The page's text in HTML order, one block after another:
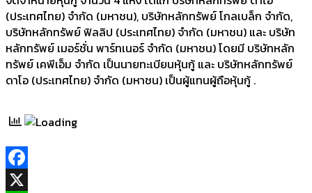
(ประเทศไทย) จำกัด (มหาชน), บริษัทหลักทรัพย์ โกลเบล็ก จำกัด,
บริษัทหลักทรัพย์ ฟิลลิป (ประเทศไทย) จำกัด (มหาชน) และ บริษัท
หลักทรัพย์ เมอร์ชั่น พาร์ทเนอร์ จำกัด (มหาชน) โดยมี บริษัทหลัก
ทรัพย์ เคพีเอ็ม จำกัด เป็นนายทะเบียนหุ้นกู้ และ บริษัทหลักทรัพย์
ดาโอ (ประเทศไทย) จำกัด (มหาชน) เป็นผู้แทนผู้ถือหุ้นกู้ .
Facebook